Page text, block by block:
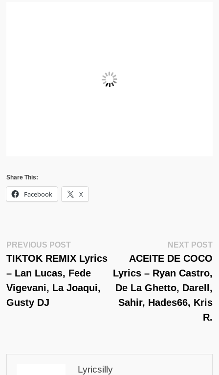
Share This:
Facebook X
Post
Navigation
PREVIOUS POSTPrevious
Post:
TIKTOK REMIX Lyrics
– Lan Lucas, Fede
Vigevani, La Joaqui,
Gusty DJ
NEXT POST
ACEITE DE COCO
Lyrics – Ryan Castro,
De La Ghetto, Darell,
Sahir, Hades66, Kris
R.
Lyricsilly